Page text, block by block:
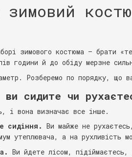
зимового костюма — брати
години й до обіду мерзне
Розберемо по порядку, що
ви сидите чи
і вона визначає все інше.
сидіння. Ви майже не
утеплювача, а на рухливість
Ви йдете лісом,